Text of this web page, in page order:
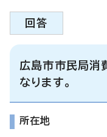
回答
広島市市民局消
なります。
所在地